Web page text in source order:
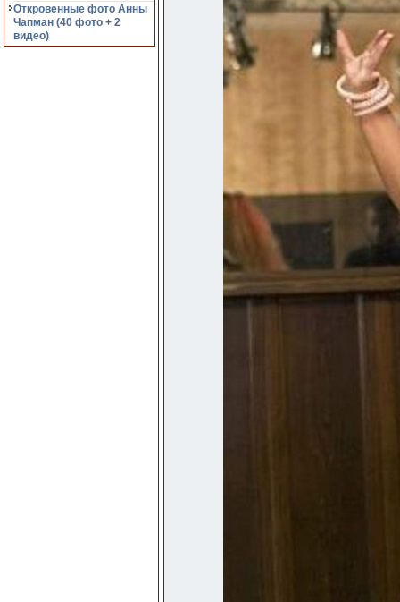
Откровенные фото Анны
Чапман (40 фото + 2
видео)